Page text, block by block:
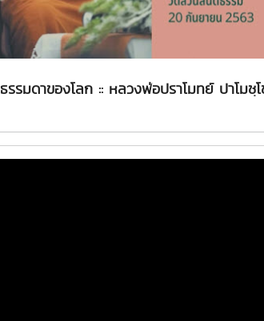
ธรรมดาของโลก :: หลวงพ่อปราโมทย์ ปาโม